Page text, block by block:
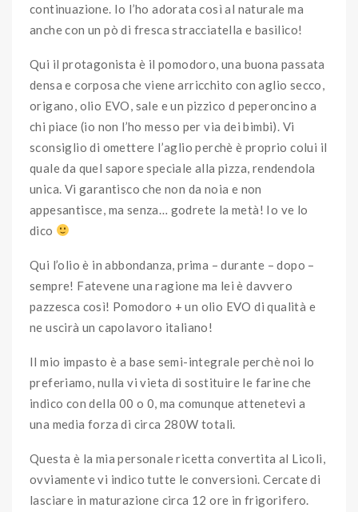
continuazione. Io l’ho adorata così al naturale ma
anche con un pò di fresca stracciatella e basilico!
Qui il protagonista è il pomodoro, una buona passata
densa e corposa che viene arricchito con aglio secco,
origano, olio EVO, sale e un pizzico d peperoncino a
chi piace (io non l’ho messo per via dei bimbi). Vi
sconsiglio di omettere l’aglio perchè è proprio colui il
quale da quel sapore speciale alla pizza, rendendola
unica. Vi garantisco che non da noia e non
appesantisce, ma senza… godrete la metà! Io ve lo
dico
Qui l’olio è in abbondanza, prima – durante – dopo –
sempre! Fatevene una ragione ma lei è davvero
pazzesca così! Pomodoro + un olio EVO di qualità e
ne uscirà un capolavoro italiano!
Il mio impasto è a base semi-integrale perchè noi lo
preferiamo, nulla vi vieta di sostituire le farine che
indico con della 00 o 0, ma comunque attenetevi a
una media forza di circa 280W totali.
Questa è la mia personale ricetta convertita al Licoli,
ovviamente vi indico tutte le conversioni. Cercate di
lasciare in maturazione circa 12 ore in frigorifero.